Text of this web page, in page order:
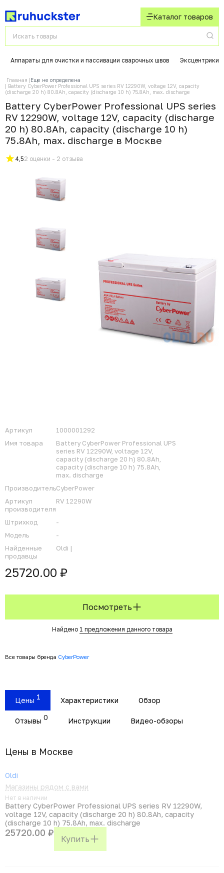
Каталог товаров
Аппараты для очистки и пассивации сварочных швов Эксцентрики
Главная
Еще не определена
Battery CyberPower Professional UPS series RV 12290W, voltage 12V, capacity
(discharge 20 h) 80.8Ah, capacity (discharge 10 h) 75.8Ah, max. discharge
Battery CyberPower Professional UPS series
RV 12290W, voltage 12V, capacity (discharge
20 h) 80.8Ah, capacity (discharge 10 h)
75.8Ah, max. discharge в Москвe
4,52 оценки - 2 отзыва
Артикул
1000001292
Имя товара
Battery CyberPower Professional UPS
series RV 12290W, voltage 12V,
capacity (discharge 20 h) 80.8Ah,
capacity (discharge 10 h) 75.8Ah,
max. discharge
ПроизводительCyberPower
Артикул
производителя
RV 12290W
Штрихкод
-
Модель
-
Найденные
продавцы
Oldi |
25720.00 ₽
Посмотреть
Найдено 1 предложения данного товара
Все товары бренда CyberPower
Цены 1 Характеристики Обзор
Отзывы 0 Инструкции Видео-обзоры
Цены в Москвe
Oldi
Магазины рядом с вами
Нет в наличии
Battery CyberPower Professional UPS series RV 12290W,
voltage 12V, capacity (discharge 20 h) 80.8Ah, capacity
(discharge 10 h) 75.8Ah, max. discharge
25720.00 ₽
Купить